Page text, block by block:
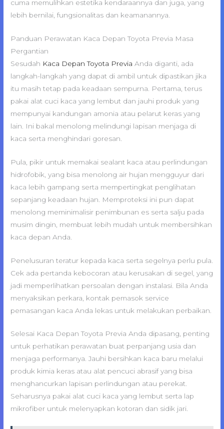
cuma memulihkan estetika kendaraannya dan juga, yang
lebih bernilai, fungsionalitas dan keamanannya.
Panduan Perawatan Kaca Depan Toyota Previa Masa
Pergantian
Sesudah Kaca Depan Toyota Previa Anda diganti, ada
langkah-langkah yang dapat di ambil untuk dipastikan jika
itu masih tetap pada keadaan sempurna. Pertama, terus
pakai alat cuci kaca yang lembut dan jauhi produk yang
mempunyai kandungan amonia atau pelarut keras yang
lain. Ini bakal menolong melindungi lapisan menjaga di
kaca serta menghindari goresan.
Pula, pikir untuk memakai sealant kaca atau perlindungan
hidrofobik, yang bisa menolong air hujan mengguyur dari
kaca lebih gampang serta mempertingkat penglihatan
sepanjang keadaan hujan. Memproteksi ini pun dapat
menolong meminimalisir penimbunan es serta salju pada
musim dingin, membuat lebih mudah untuk membersihkan
kaca depan Anda.
Penelusuran teratur kepada kaca serta segelnya perlu pula.
Cek ada pertanda kebocoran atau kerusakan di segel, yang
jadi memperlihatkan persoalan dengan instalasi. Bila Anda
menyaksikan perkara, kontak pemasok service
pemasangan kaca Anda lekas untuk melakukan perbaikan.
Selesai Kaca Depan Toyota Previa Anda dipasang, penting
untuk perhatikan perawatan buat perpanjang usia dan
menjaga performanya. Jauhi bersihkan kaca baru melalui
produk kimia keras atau alat pencuci abrasif yang bisa
menghancurkan lapisan perlindungan atau perekat.
Seharusnya pakai alat cuci kaca yang lembut serta lap
mikrofiber untuk melenyapkan kotoran dan sidik jari.